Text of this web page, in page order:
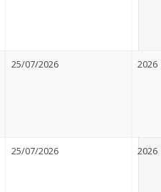
25/07/2026 2026
25/07/2026 2026